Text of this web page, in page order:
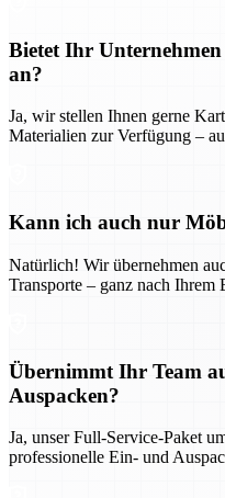
Bietet Ihr
an?
Ja, wir stellen Ihnen gerne
Materialien zur Verfügung –
Kann ich auch nur
Natürlich! Wir übernehmen
Transporte – ganz nach Ihrem
Übernimmt Ihr Team
Auspacken?
Ja, unser Full-Service-Paket
professionelle Ein- und